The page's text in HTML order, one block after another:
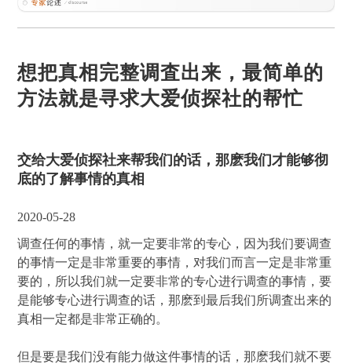
想把真相完整调査出来，最简单的
方法就是寻求大爱侦探社的帮忙
交给大爱侦探社来帮我们的话，那麽我们才能够彻
底的了解事情的真相
2020-05-28
调查任何的事情，就一定要非常的专心，因为我们要调查
的事情一定是非常重要的事情，对我们而言一定是非常重
要的，所以我们就一定要非常的专心进行调查的事情，要
是能够专心进行调查的话，那麽到最后我们所调査出来的
真相一定都是非常正确的。
但是要是我们没有能力做这件事情的话，那麽我们就不要